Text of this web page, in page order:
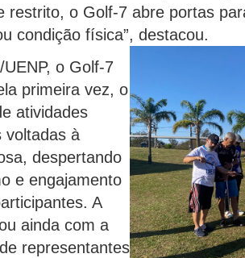
restrito, o Golf-7 abre portas
condição física”, destacou.
UENP, o Golf-7
primeira vez, o
atividades
voltadas à
despertando
e engajamento
A
ainda com a
representantes